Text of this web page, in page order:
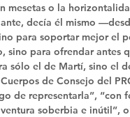
mesetas o la
decía él mismo
para soportar mejor el
sino para ofrendar antes
sólo el de Martí, sino el
de Consejo del
de representarla”,
soberbia e inútil”,